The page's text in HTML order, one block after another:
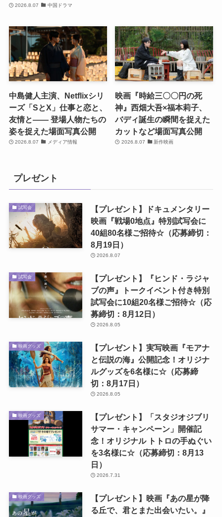
2026.8.07 中国ドラマ
中島健人主演、Netflixシリ
ーズ「SとX」仕事と恋と、
友情と―― 登場人物たちの
姿を捉えた場面写真公開
2026.8.07 メディア情報
映画『時給三〇〇円の死
神』西畑大吾×福本莉子、
バディ誕生の瞬間を捉えた
カットなど場面写真公開
2026.8.07 新作映画
プレゼント
試写会
【プレゼント】ドキュメンタリー
映画『戦場0地点』特別試写会に
40組80名様ご招待☆（応募締切：
8月19日）
2026.8.07
試写会
【プレゼント】『ヒンド・ラジャ
ブの声』トークイベント付き特別
試写会に10組20名様ご招待☆（応
募締切：8月12日）
2026.8.05
映画グッズ
【プレゼント】実写映画『モアナ
と伝説の海』公開記念！オリジナ
ルグッズを6名様に☆（応募締
切：8月17日）
2026.8.05
映画グッズ
【プレゼント】「スタジオジブリ
サマー・キャンペーン」開催記
念！オリジナル トトロの手ぬぐい
を3名様に☆（応募締切：8月13
日）
2026.7.31
映画グッズ
【プレゼント】映画『あの星が降
る丘で、君とまた出会いたい。』